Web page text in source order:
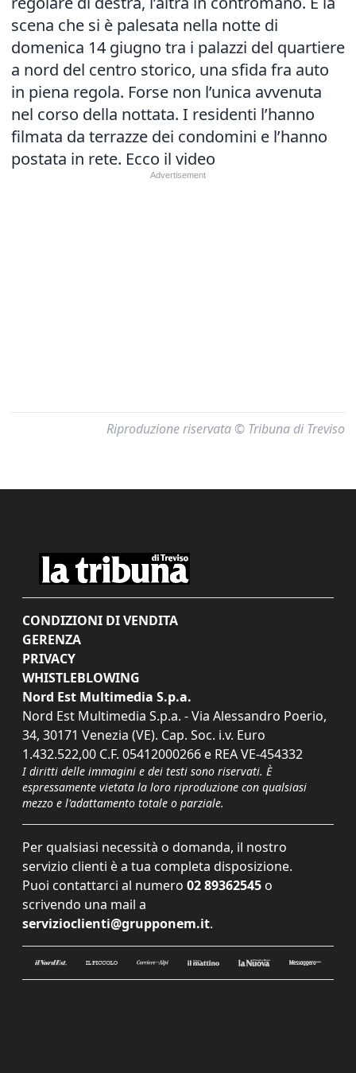
scena che si è palesata nella notte di
domenica 14 giugno tra i palazzi del quartiere
a nord del centro storico, una sfida fra auto
in piena regola. Forse non l’unica avvenuta
nel corso della nottata. I residenti l’hanno
filmata da terrazze dei condomini e l’hanno
postata in rete. Ecco il video
Riproduzione riservata © Tribuna di Treviso
CONDIZIONI DI VENDITA
GERENZA
PRIVACY
WHISTLEBLOWING
Nord Est Multimedia S.p.a.
Nord Est Multimedia S.p.a. - Via Alessandro Poerio,
34, 30171 Venezia (VE). Cap. Soc. i.v. Euro
1.432.522,00 C.F. 05412000266 e REA VE-454332
I diritti delle immagini e dei testi sono riservati. È
espressamente vietata la loro riproduzione con qualsiasi
mezzo e l'adattamento totale o parziale.
Per qualsiasi necessità o domanda, il nostro
servizio clienti è a tua completa disposizione.
Puoi contattarci al numero 02 89362545 o
scrivendo una mail a
servizioclienti@grupponem.it.